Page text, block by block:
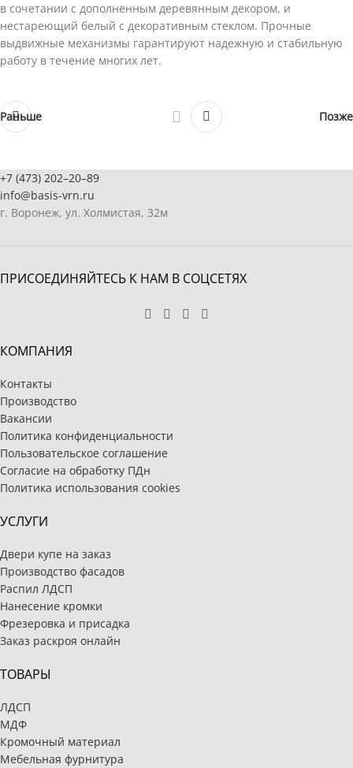
в сочетании с дополненным деревянным декором, и
нестареющий белый с декоративным стеклом. Прочные
выдвижные механизмы гарантируют надежную и стабильную
работу в течение многих лет.
Раньше Позже
+7 (473) 202–20–89
info@basis-vrn.ru
г. Воронеж, ул. Холмистая, 32м
ПРИСОЕДИНЯЙТЕСЬ К НАМ В СОЦСЕТЯХ
КОМПАНИЯ
Контакты
Производство
Вакансии
Политика конфиденциальности
Пользовательское соглашение
Согласие на обработку ПДн
Политика использования cookies
УСЛУГИ
Двери купе на заказ
Производство фасадов
Распил ЛДСП
Нанесение кромки
Фрезеровка и присадка
Заказ раскроя онлайн
ТОВАРЫ
ЛДСП
МДФ
Кромочный материал
Мебельная фурнитура